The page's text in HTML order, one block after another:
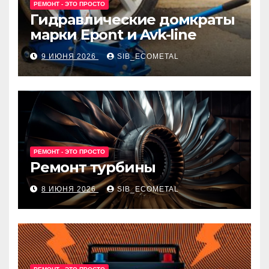
РЕМОНТ - ЭТО ПРОСТО
Гидравлические домкраты
марки Epont и Avk-line
9 ИЮНЯ 2026 SIB_ECOMETAL
РЕМОНТ - ЭТО ПРОСТО
Ремонт турбины
8 ИЮНЯ 2026 SIB_ECOMETAL